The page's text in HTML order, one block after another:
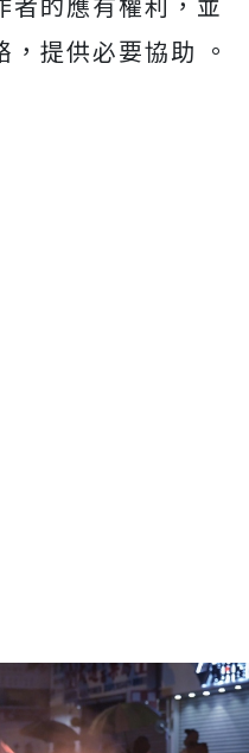
提供必要協助 。